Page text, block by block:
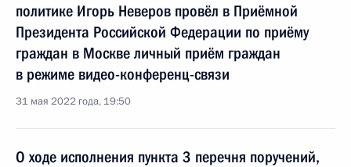
политике Игорь Неверов провёл в Приёмной
Президента Российской Федерации по приёму
граждан в Москве личный приём граждан
в режиме видео-конференц-связи
31 мая 2022 года, 19:50
О ходе исполнения пункта 3 перечня поручений,